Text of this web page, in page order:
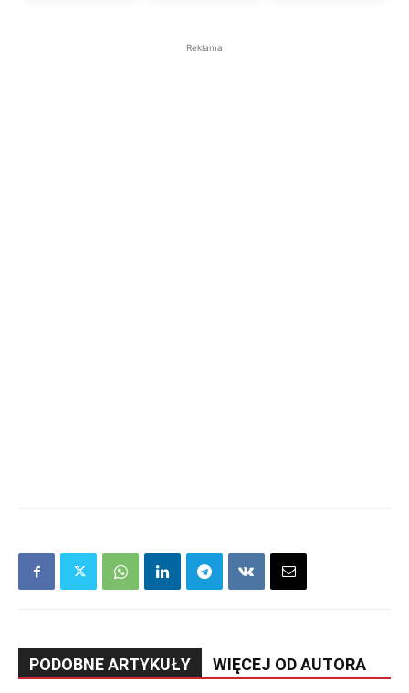
Reklama
PODOBNE ARTYKUŁY WIĘCEJ OD AUTORA